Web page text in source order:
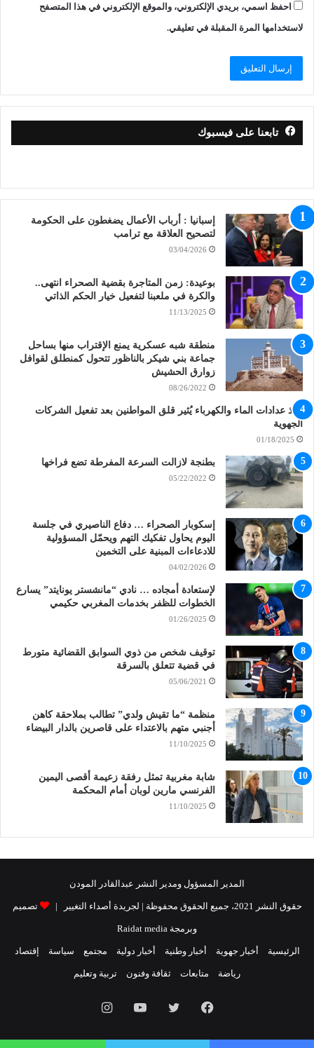
احفظ اسمي، بريدي الإلكتروني، والموقع الإلكتروني في هذا المتصفح
لاستخدامها المرة المقبلة في تعليقي.
تابعنا على فيسبوك
إسبانيا : أرباب الأعمال يضغطون على الحكومة
لتصحيح العلاقة مع ترامب
03/04/2026
بوعيدة: زمن المتاجرة بقضية الصحراء انتهى..
والكرة في ملعبنا لتفعيل خيار الحكم الذاتي
11/13/2025
منطقة شبه عسكرية يمنع الإقتراب منها بساحل
جماعة بني شيكر بالناظور تتحول كمنطلق لقوافل
زوارق الحشيش
08/26/2022
نفاذ عدادات الماء والكهرباء يُثير قلق المواطنين بعد تفعيل الشركات
الجهوية
01/18/2025
بطنجة لازالت السرعة المفرطة تضع فراخها
05/22/2022
إسكوبار الصحراء … دفاع الناصيري في جلسة
اليوم يحاول تفكيك التهم ويحمّل المسؤولية
للادعاءات المبنية على التخمين
04/02/2026
لإستعادة أمجاده … نادي “مانشستر يونايتد” يسارع
الخطوات للظفر بخدمات المغربي حكيمي
01/26/2025
توقيف شخص من ذوي السوابق القضائية متورط
في قضية تتعلق بالسرقة
05/06/2021
منظمة “ما تقيش ولدي” تطالب بملاحقة كاهن
أجنبي متهم بالاعتداء على قاصرين بالدار البيضاء
11/10/2025
شابة مغربية تمثل رفقة زعيمة أقصى اليمين
الفرنسي مارين لوبان أمام المحكمة
11/10/2025
المدير المسؤول ومدير النشر عبدالقادر المودن
حقوق النشر 2021، جميع الحقوق محفوظة | لجريدة أصداء التغيير | تصميم
وبرمجة Raidat media
الرئيسية أخبار جهوية أخبار وطنية أخبار دولية مجتمع سياسة إقتصاد
رياضة متابعات ثقافة وفنون تربية وتعليم
فيسبوك تويتر يوتيوبانستقرام